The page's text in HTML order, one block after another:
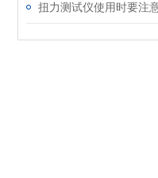
扭力测试仪使用时要注